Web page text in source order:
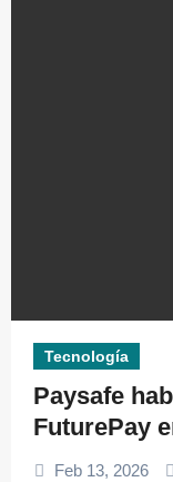
Tecnología
Paysafe
FuturePay
Feb 13, 2026